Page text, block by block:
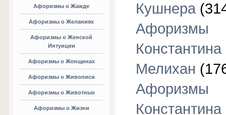
Афоризмы о Жажде
Афоризмы о Желаниях
Афоризмы о Женской
Интуиции
Афоризмы о Женщинах
Афоризмы о Живописи
Афоризмы о Животных
Афоризмы о Жизни
Кушнера
Афоризмы
Константина
Мелихан
Афоризмы
Константина